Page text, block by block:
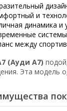
и
динамика и
между
(Ауди А7)
Эта модель